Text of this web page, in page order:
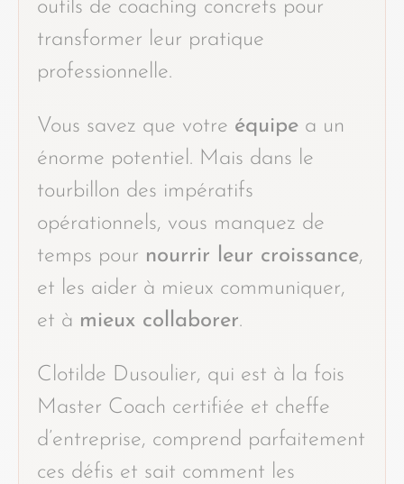
outils de coaching concrets pour
transformer leur pratique
professionnelle.
Vous savez que votre équipe a un
énorme potentiel. Mais dans le
tourbillon des impératifs
opérationnels, vous manquez de
temps pour nourrir leur croissance,
et les aider à mieux communiquer,
et à mieux collaborer.
Clotilde Dusoulier, qui est à la fois
Master Coach certifiée et cheffe
d’entreprise, comprend parfaitement
ces défis et sait comment les